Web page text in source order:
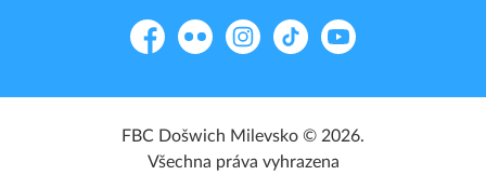
FacebookFlickr Instagram
TikTok YouTube
FBC Došwich Milevsko © 2026.
Všechna práva vyhrazena